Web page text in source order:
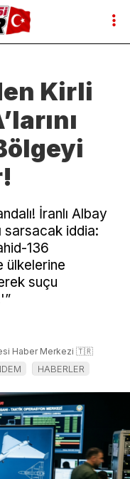
Kirli
İranlı Albay
sarsacak iddia:
136
ülkelerine
suçu
Haber Merkezi 🇹🇷
HABERLER